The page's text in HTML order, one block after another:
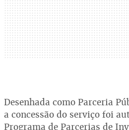
Desenhada como Parceria
a concessão do serviço foi
Programa de Parcerias de